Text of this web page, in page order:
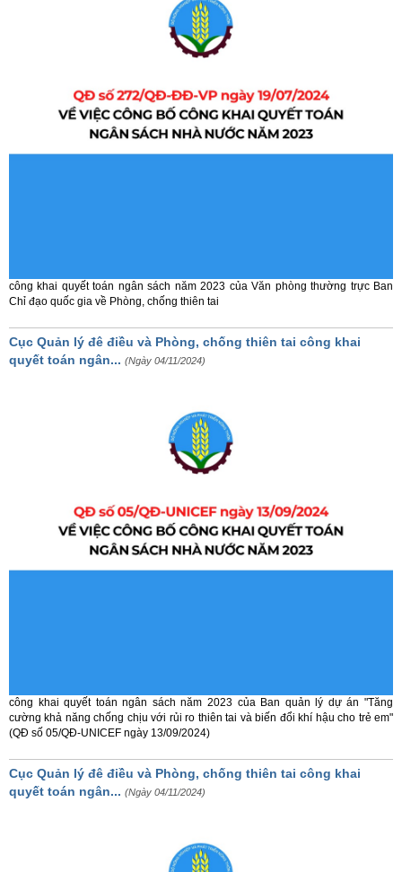
công khai quyết toán ngân sách năm 2023 của Văn phòng thường trực Ban
Chỉ đạo quốc gia về Phòng, chống thiên tai
Cục Quản lý đê điều và Phòng, chống thiên tai công khai
quyết toán ngân... (Ngày 04/11/2024)
công khai quyết toán ngân sách năm 2023 của Ban quản lý dự án "Tăng
cường khả năng chống chịu với rủi ro thiên tai và biến đổi khí hậu cho trẻ em"
(QĐ số 05/QĐ-UNICEF ngày 13/09/2024)
Cục Quản lý đê điều và Phòng, chống thiên tai công khai
quyết toán ngân... (Ngày 04/11/2024)